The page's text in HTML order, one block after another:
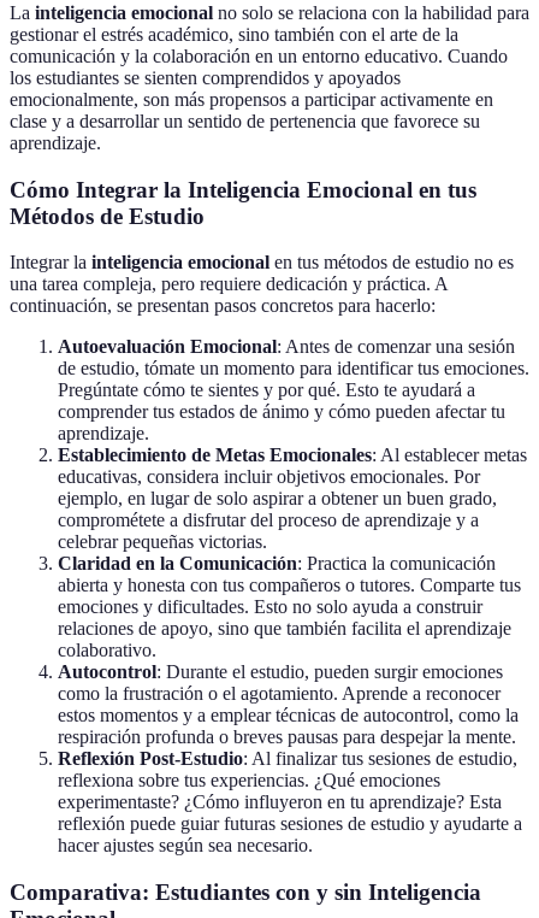
La inteligencia emocional no solo se relaciona con la habilidad para
gestionar el estrés académico, sino también con el arte de la
comunicación y la colaboración en un entorno educativo. Cuando
los estudiantes se sienten comprendidos y apoyados
emocionalmente, son más propensos a participar activamente en
clase y a desarrollar un sentido de pertenencia que favorece su
aprendizaje.
Cómo Integrar la Inteligencia Emocional en tus
Métodos de Estudio
Integrar la inteligencia emocional en tus métodos de estudio no es
una tarea compleja, pero requiere dedicación y práctica. A
continuación, se presentan pasos concretos para hacerlo:
Autoevaluación Emocional: Antes de comenzar una sesión
de estudio, tómate un momento para identificar tus emociones.
Pregúntate cómo te sientes y por qué. Esto te ayudará a
comprender tus estados de ánimo y cómo pueden afectar tu
aprendizaje.
Establecimiento de Metas Emocionales: Al establecer metas
educativas, considera incluir objetivos emocionales. Por
ejemplo, en lugar de solo aspirar a obtener un buen grado,
comprométete a disfrutar del proceso de aprendizaje y a
celebrar pequeñas victorias.
Claridad en la Comunicación: Practica la comunicación
abierta y honesta con tus compañeros o tutores. Comparte tus
emociones y dificultades. Esto no solo ayuda a construir
relaciones de apoyo, sino que también facilita el aprendizaje
colaborativo.
Autocontrol: Durante el estudio, pueden surgir emociones
como la frustración o el agotamiento. Aprende a reconocer
estos momentos y a emplear técnicas de autocontrol, como la
respiración profunda o breves pausas para despejar la mente.
Reflexión Post-Estudio: Al finalizar tus sesiones de estudio,
reflexiona sobre tus experiencias. ¿Qué emociones
experimentaste? ¿Cómo influyeron en tu aprendizaje? Esta
reflexión puede guiar futuras sesiones de estudio y ayudarte a
hacer ajustes según sea necesario.
Comparativa: Estudiantes con y sin Inteligencia